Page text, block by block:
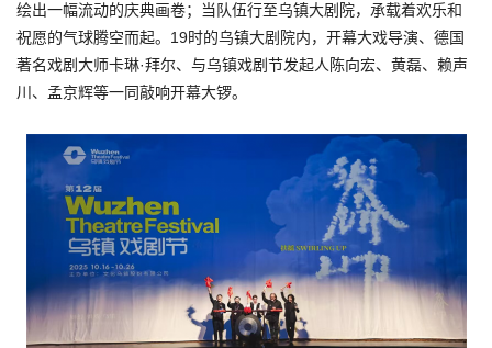
绘出一幅流动的庆典画卷；当队伍行至乌镇大剧院，承载着欢乐和
祝愿的气球腾空而起。19时的乌镇大剧院内，开幕大戏导演、德国
著名戏剧大师卡琳·拜尔、与乌镇戏剧节发起人陈向宏、黄磊、赖声
川、孟京辉等一同敲响开幕大锣。